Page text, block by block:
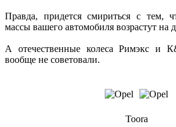
Правда, придется смириться с тем,
массы вашего автомобиля возрастут на
А отечественные колеса Римэкс и
вообще не советовали.
Toora